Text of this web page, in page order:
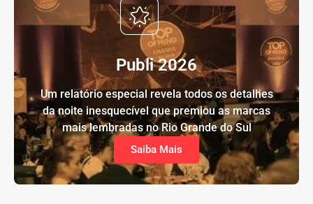
Publi 2026
Um relatório especial revela todos os detalhes
da noite inesquecível que premiou as marcas
mais lembradas no Rio Grande do Sul
Saiba Mais